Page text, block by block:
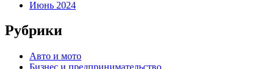
Июнь 2024
Рубрики
Авто и мото